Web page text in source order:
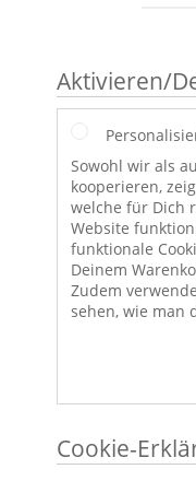
Aktivieren/
Sowohl wir als
kooperieren,
welche für Dich
Website
funktionale
Deinem
Zudem
sehen, wie man
Cookie-